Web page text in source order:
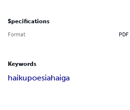
Specifications
Format PDF
Keywords
haikupoesiahaiga